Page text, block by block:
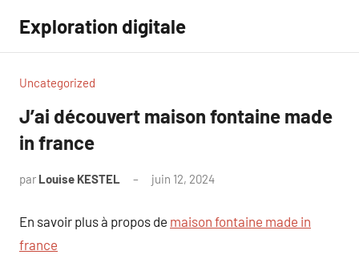
contenu
Exploration digitale
Uncategorized
J’ai découvert maison fontaine made
in france
par Louise KESTEL juin 12, 2024
En savoir plus à propos de maison fontaine made in
france